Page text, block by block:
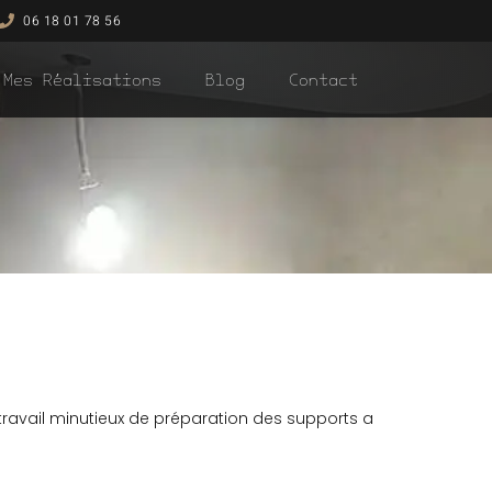
06 18 01 78 56
Mes Réalisations Blog Contact
minutieux de préparation des supports a